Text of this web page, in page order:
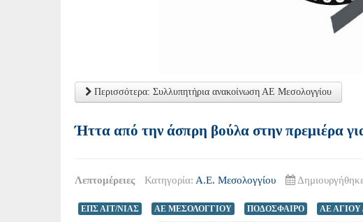
Περισσότερα: Συλλυπητήρια ανακοίνωση ΑΕ Μεσολογγίου
Ήττα από την άσπρη βούλα στην πρεμιέρα
Λεπτομέρειες Κατηγορία: Α.Ε. Μεσολογγίου
ΕΠΣ ΑΙΤ/ΝΙΑΣ ΑΕ ΜΕΣΟΛΟΓΓΙΟΥ ΠΟΔΟΣΦΑΙΡΟ ΑΕ